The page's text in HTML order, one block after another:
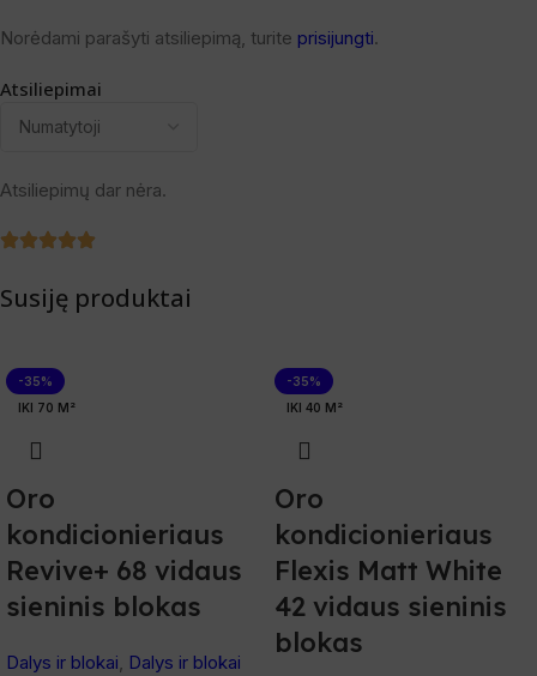
Atsiliepimai
Atsiliepimų dar nėra.
Norėdami parašyti atsiliepimą, turite prisijungti.
Susiję produktai
-35%
IKI 70 M²
Oro
kondicionieriaus
Revive+ 68 vidaus
sieninis blokas
Dalys ir blokai, Dalys ir blokai
-35%
IKI 40 M²
Oro
kondicionieriaus
Flexis Matt White
42 vidaus sieninis
blokas